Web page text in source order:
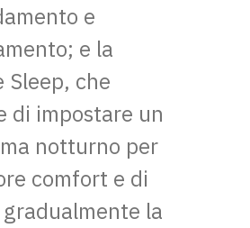
e
e la
Sleep, che
di impostare un
notturno per
comfort e di
la